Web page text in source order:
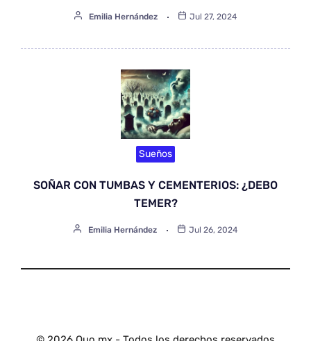
Emilia Hernández Jul 27, 2024
Sueños
SOÑAR CON TUMBAS Y CEMENTERIOS: ¿DEBO
TEMER?
Emilia Hernández Jul 26, 2024